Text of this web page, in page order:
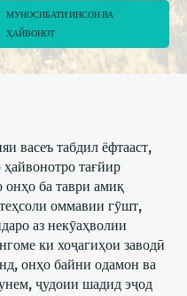
МУНОСИБАТИ ИНСОН ВА
ҲАЙВОНОТ
васеъ табдил ёфтааст,
тағйир
ба таври амиқ
оммавии гӯшт,
аз некӯаҳволии
ки хоҷагиҳои заводӣ
онҳо байни одамон ва
ҷудоии шадид эҷод